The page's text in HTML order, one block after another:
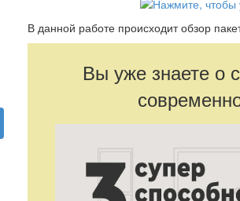
В данной работе происходит обзор
Вы уже знаете о